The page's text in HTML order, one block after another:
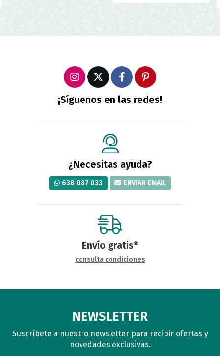
¡Síguenos en las redes!
¿Necesitas ayuda?
638 087 033 ENVIAR EMAIL
Envío gratis*
consulta condiciones
NEWSLETTER
Suscríbete a nuestro newsletter para recibir ofertas y
novedades exclusivas.